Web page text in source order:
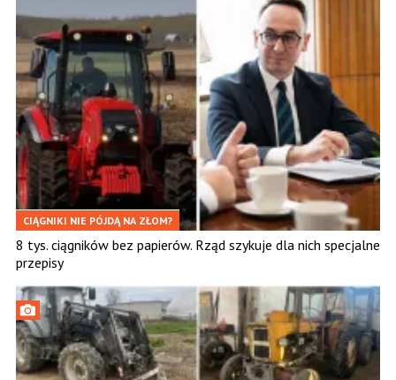
CIĄGNIKI NIE PÓJDĄ NA ZŁOM?
8 tys. ciągników bez papierów. Rząd szykuje dla nich specjalne
przepisy